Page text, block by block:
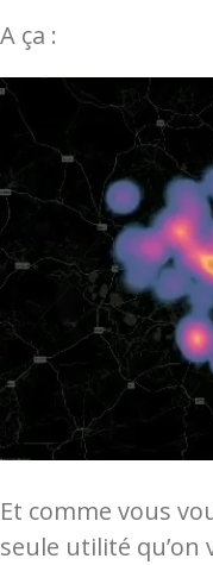
A ça :
Et comme vous
seule utilité